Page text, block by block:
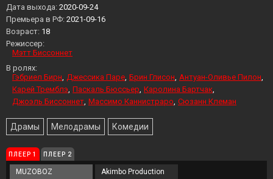
Дата выхода: 2020-09-24
Премьера в РФ: 2021-09-16
Возраст: 18
Режиссер:
Мэтт Биссоннет
В ролях:
Гэбриел Бирн Джессика Паре Брин Глисон Антуан-Оливье Пилон
Карей Тремблэ Паскаль Бюссьер Каролина Бартчак
Джоэль Биссоннет Массимо Каннистраро Сюзанн Клеман
Драмы Мелодрамы Комедии
ПЛЕЕР 1 ПЛЕЕР 2
MUZOBOZ Akimbo Production